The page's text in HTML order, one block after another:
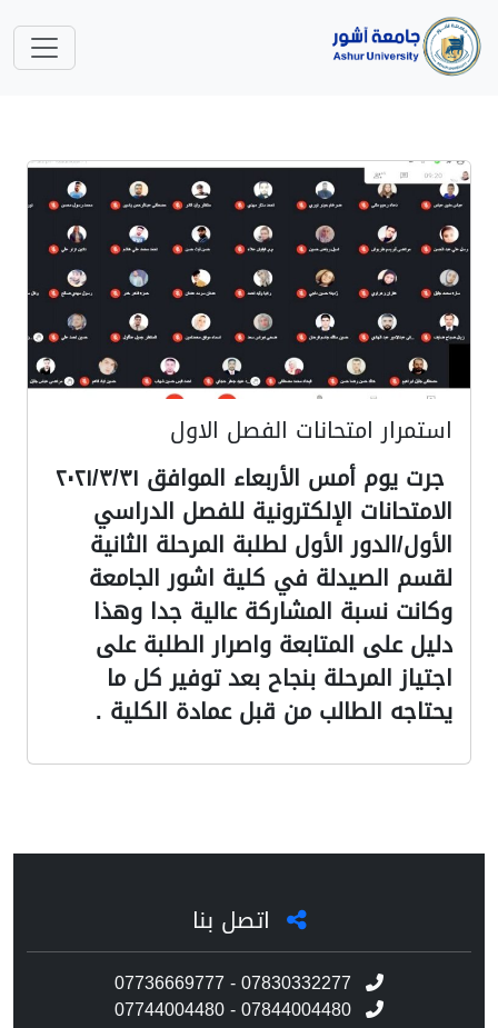
استمرار امتحانات الفصل الاول
الامتحانات الإلكترونية للفصل الدراسي
الأول/الدور الأول لطلبة المرحلة الثانية
لقسم الصيدلة في كلية اشور الجامعة
وكانت نسبة المشاركة عالية جدا وهذا
دليل على المتابعة واصرار الطلبة على
اجتياز المرحلة بنجاح بعد توفير كل ما
يحتاجه الطالب من قبل عمادة الكلية .
اتصل بنا
07736669777 - 07830332277
07744004480 - 07844004480